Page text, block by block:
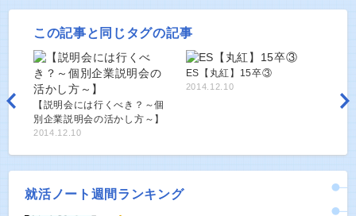
この記事と同じタグの記事
【説明会には行くべき？～個
別企業説明会の活かし方～】
2014.12.10
ES【丸紅】15卒③
2014.12.10
就活ノート週間ランキング